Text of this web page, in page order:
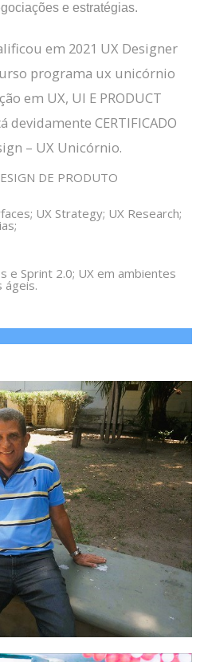
e estratégias.
em 2021 UX Designer
programa ux unicórnio
em UX, UI E PRODUCT
devidamente CERTIFICADO
– UX Unicórnio.
DE PRODUTO
UX Strategy; UX Research;
e Sprint 2.0; UX em ambientes
ágeis.